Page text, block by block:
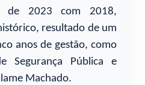
de 2023 com 2018,
resultado de um
anos de gestão, como
Segurança Pública e
Machado.